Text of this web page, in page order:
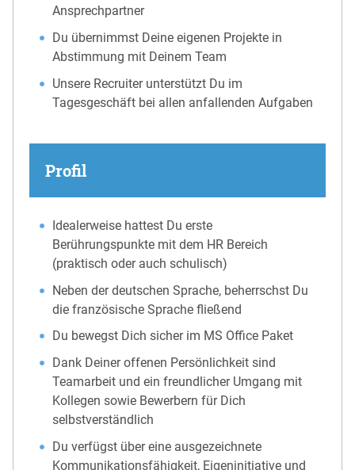
Ansprechpartner
Du übernimmst Deine eigenen Projekte in
Abstimmung mit Deinem Team
Unsere Recruiter unterstützt Du im
Tagesgeschäft bei allen anfallenden Aufgaben
Profil
Idealerweise hattest Du erste
Berührungspunkte mit dem HR Bereich
(praktisch oder auch schulisch)
Neben der deutschen Sprache, beherrschst Du
die französische Sprache fließend
Du bewegst Dich sicher im MS Office Paket
Dank Deiner offenen Persönlichkeit sind
Teamarbeit und ein freundlicher Umgang mit
Kollegen sowie Bewerbern für Dich
selbstverständlich
Du verfügst über eine ausgezeichnete
Kommunikationsfähigkeit, Eigeninitiative und